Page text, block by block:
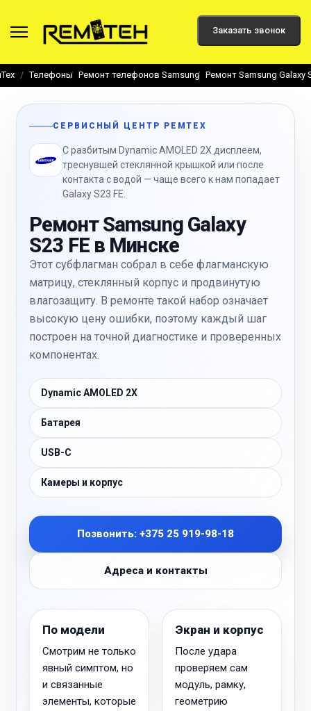
Заказать звонок
Телефоны Ремонт телефонов Samsung Ремонт Samsung Galaxy
СЕРВИСНЫЙ ЦЕНТР РЕМТЕХ
С разбитым Dynamic AMOLED 2X дисплеем,
треснувшей стеклянной крышкой или после
контакта с водой — чаще всего к нам попадает
Galaxy S23 FE.
Ремонт Samsung Galaxy
S23 FE в Минске
Этот субфлагман собрал в себе флагманскую
матрицу, стеклянный корпус и продвинутую
влагозащиту. В ремонте такой набор означает
высокую цену ошибки, поэтому каждый шаг
построен на точной диагностике и проверенных
компонентах.
Dynamic AMOLED 2X
Батарея
USB-C
Камеры и корпус
Позвонить: +375 25 919-98-18
Адреса и контакты
По модели
Смотрим не только
явный симптом, но
и связанные
элементы, которые
Экран и корпус
После удара
проверяем сам
модуль, рамку,
геометрию